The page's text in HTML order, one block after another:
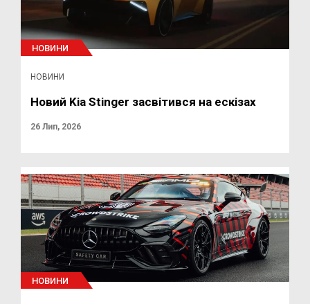
НОВИНИ
НОВИНИ
Новий Kia Stinger засвітився на ескізах
26 Лип, 2026
НОВИНИ